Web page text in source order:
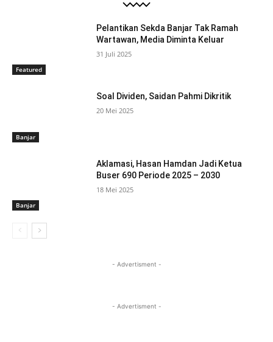
Featured
Pelantikan Sekda Banjar Tak Ramah
Wartawan, Media Diminta Keluar
31 Juli 2025
Banjar
Soal Dividen, Saidan Pahmi Dikritik
20 Mei 2025
Banjar
Aklamasi, Hasan Hamdan Jadi Ketua
Buser 690 Periode 2025 – 2030
18 Mei 2025
- Advertisment -
- Advertisment -